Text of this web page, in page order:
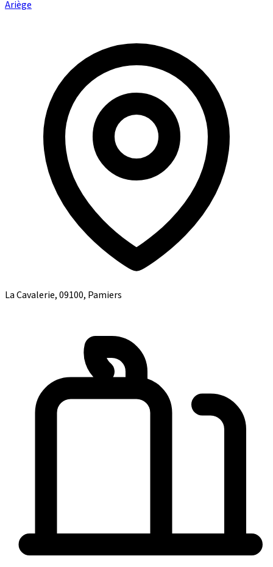
Ariège
La Cavalerie, 09100, Pamiers